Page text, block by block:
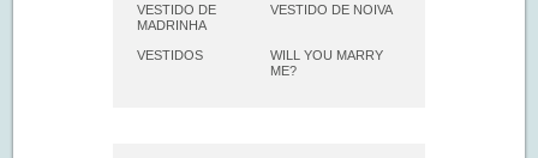
VESTIDO DE
MADRINHA
VESTIDO DE NOIVA
VESTIDOS
WILL YOU MARRY
ME?